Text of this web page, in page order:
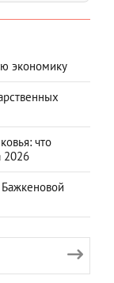
экономику
что
2026
Бажкеновой